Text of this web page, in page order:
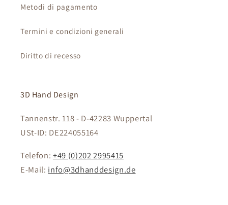
Metodi di pagamento
Termini e condizioni generali
Diritto di recesso
3D Hand Design
Tannenstr. 118 - D-42283 Wuppertal
USt-ID: DE224055164
Telefon: +49 (0)202 2995415
E-Mail: info@3dhanddesign.de